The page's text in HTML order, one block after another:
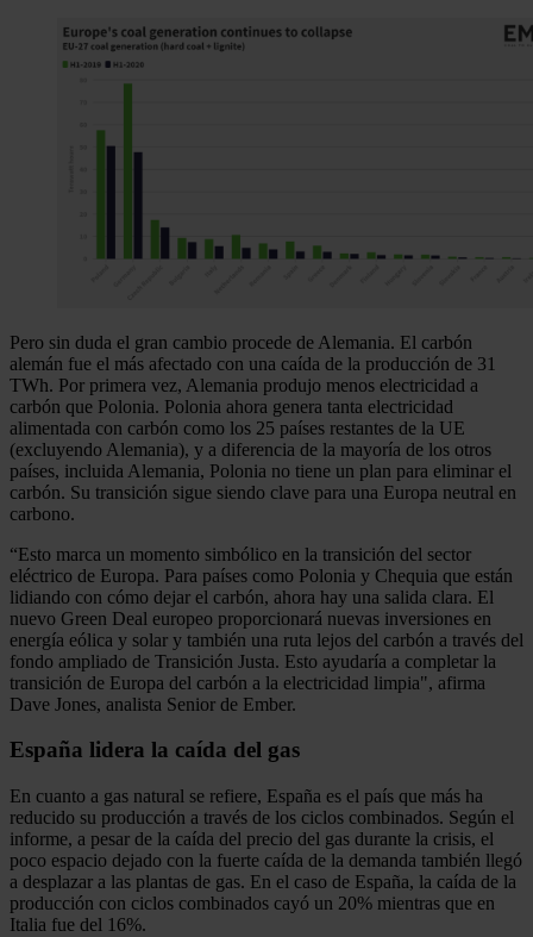
Pero sin duda el gran cambio procede de Alemania. El carbón
alemán fue el más afectado con una caída de la producción de 31
TWh. Por primera vez, Alemania produjo menos electricidad a
carbón que Polonia. Polonia ahora genera tanta electricidad
alimentada con carbón como los 25 países restantes de la UE
(excluyendo Alemania), y a diferencia de la mayoría de los otros
países, incluida Alemania, Polonia no tiene un plan para eliminar el
carbón. Su transición sigue siendo clave para una Europa neutral en
carbono.
“Esto marca un momento simbólico en la transición del sector
eléctrico de Europa. Para países como Polonia y Chequia que están
lidiando con cómo dejar el carbón, ahora hay una salida clara. El
nuevo Green Deal europeo proporcionará nuevas inversiones en
energía eólica y solar y también una ruta lejos del carbón a través del
fondo ampliado de Transición Justa. Esto ayudaría a completar la
transición de Europa del carbón a la electricidad limpia", afirma
Dave Jones, analista Senior de Ember.
España lidera la caída del gas
En cuanto a gas natural se refiere, España es el país que más ha
reducido su producción a través de los ciclos combinados. Según el
informe, a pesar de la caída del precio del gas durante la crisis, el
poco espacio dejado con la fuerte caída de la demanda también llegó
a desplazar a las plantas de gas. En el caso de España, la caída de la
producción con ciclos combinados cayó un 20% mientras que en
Italia fue del 16%.